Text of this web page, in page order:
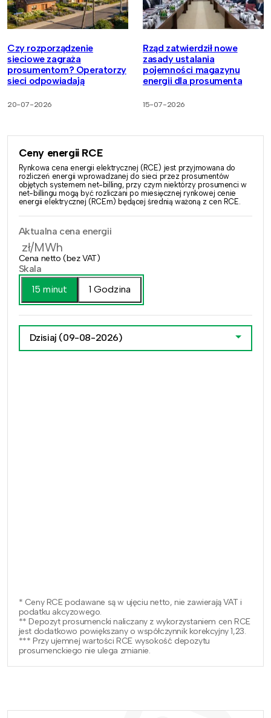
Czy rozporządzenie
sieciowe zagraża
prosumentom? Operatorzy
sieci odpowiadają
20-07-2026
Rząd zatwierdził nowe
zasady ustalania
pojemności magazynu
energii dla prosumenta
15-07-2026
Ceny energii RCE
Rynkowa cena energii elektrycznej (RCE) jest przyjmowana do
rozliczeń energii wprowadzanej do sieci przez prosumentów
objętych systemem net-billing, przy czym niektórzy prosumenci w
net-billingu mogą być rozliczani po miesięcznej rynkowej cenie
energii elektrycznej (RCEm) będącej średnią ważoną z cen RCE.
Aktualna cena energii
zł/MWh
Cena netto (bez VAT)
Skala
15 minut
1 Godzina
Dzisiaj (09-08-2026)
* Ceny RCE podawane są w ujęciu netto, nie zawierają VAT i
podatku akcyzowego.
** Depozyt prosumencki naliczany z wykorzystaniem cen RCE
jest dodatkowo powiększany o współczynnik korekcyjny 1,23.
*** Przy ujemnej wartości RCE wysokość depozytu
prosumenckiego nie ulega zmianie.